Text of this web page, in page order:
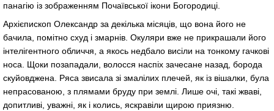
панагію із зображенням Почаївської ікони Богородиці.
Архієпископ Олександр за декілька місяців, що вона його не
бачила, помітно схуд і змарнів. Окуляри вже не прикрашали його
інтелігентного обличчя, а якось недбало висіли на тонкому гачкові
носа. Щоки позападали, волосся наспіх зачесане назад, борода
скуйовджена. Ряса звисала зі змалілих плечей, як із вішалки, була
непрасованою, з плямами бруду при землі. Лише очі, такі жваві,
допитливі, уважні, як і колись, яскравіли щирою приязню.